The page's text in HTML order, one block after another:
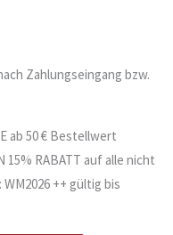
Zahlungseingang bzw.
ab 50 € Bestellwert
15% RABATT auf alle nicht
++ gültig bis